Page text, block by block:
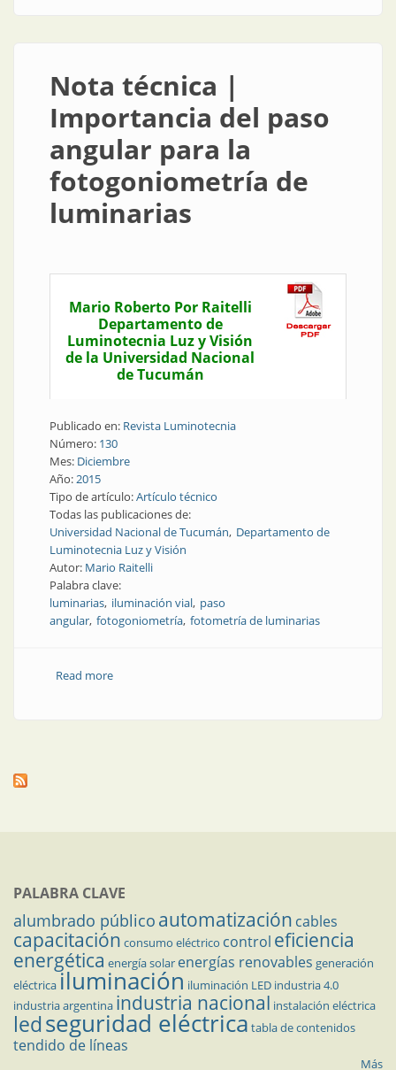
Nota técnica |
Importancia del paso
angular para la
fotogoniometría de
luminarias
Mario Roberto Por Raitelli
Departamento de
Luminotecnia Luz y Visión
de la Universidad Nacional
de Tucumán
Publicado en: Revista Luminotecnia
Número: 130
Mes: Diciembre
Año:2015
Tipo de artículo:Artículo técnico
Todas las publicaciones de:
Universidad Nacional de Tucumán Departamento de
Luminotecnia Luz y Visión
Autor: Mario Raitelli
Palabra clave:
luminarias iluminación vial paso
angular fotogoniometría fotometría de luminarias
Read moreabout Nota técnica | Importancia del paso angular
PALABRA CLAVE
alumbrado público automatización cables
capacitación consumo eléctrico control eficiencia
energética energía solar energías renovables generación
eléctricailuminación iluminación LED industria 4.0
industria argentina industria nacional instalación eléctrica
ledseguridad eléctrica tabla de contenidos
tendido de líneas
Más